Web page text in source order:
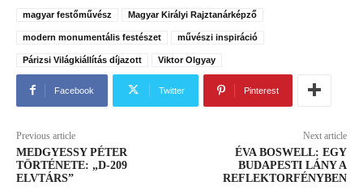
magyar festőművész Magyar Királyi Rajztanárképző
modern monumentális festészet művészi inspiráció
Párizsi Világkiállítás díjazott Viktor Olgyay
Facebook Twitter Pinterest
Previous article
MEDGYESSY PÉTER
TÖRTÉNETE: „D-209
ELVTÁRS”
Next article
ÉVA BOSWELL: EGY
BUDAPESTI LÁNY A
REFLEKTORFÉNYBEN